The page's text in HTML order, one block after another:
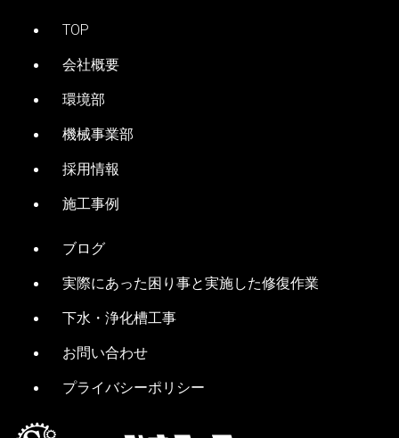
TOP
会社概要
環境部
機械事業部
採用情報
施工事例
ブログ
実際にあった困り事と実施した修復作業
下水・浄化槽工事
お問い合わせ
プライバシーポリシー